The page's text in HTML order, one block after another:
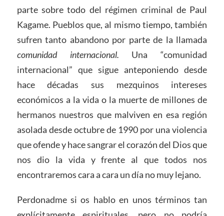
parte sobre todo del régimen criminal de Paul
Kagame. Pueblos que, al mismo tiempo, también
sufren tanto abandono por parte de la llamada
comunidad internacional. Una “comunidad
internacional” que sigue anteponiendo desde
hace décadas sus mezquinos intereses
económicos a la vida o la muerte de millones de
hermanos nuestros que malviven en esa región
asolada desde octubre de 1990 por una violencia
que ofende y hace sangrar el corazón del Dios que
nos dio la vida y frente al que todos nos
encontraremos cara a cara un día no muy lejano.
Perdonadme si os hablo en unos términos tan